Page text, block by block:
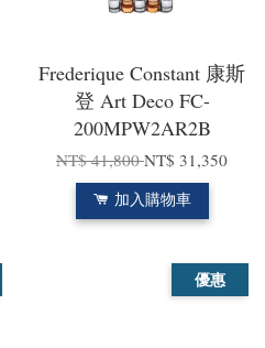
Frederique Constant 康斯
登 Art Deco FC-
200MPW2AR2B
NT$ 41,800NT$ 31,350
加入購物車
優惠